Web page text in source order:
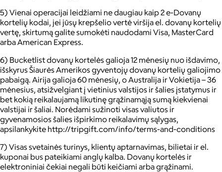
5) Vienai operacijai leidžiami ne daugiau kaip 2 e-Dovanų
kortelių kodai, jei jūsų krepšelio vertė viršija el. dovanų kortelių
vertę, skirtumą galite sumokėti naudodami Visa, MasterCard
arba American Express.
6) Bucketlist dovanų kortelės galioja 12 mėnesių nuo išdavimo,
išskyrus Šiaurės Amerikos gyventojų dovanų kortelių galiojimo
pabaigą. Airija galioja 60 mėnesių, o Australija ir Vokietija – 36
mėnesius, atsižvelgiant į vietinius valstijos ir šalies įstatymus ir
bet kokią reikalaujamą likutinę grąžinamąją sumą kiekvienai
valstijai ir šaliai. Norėdami sužinoti visas valiutos ir
gyvenamosios šalies išpirkimo reikalavimų sąlygas,
apsilankykite http://tripgift.com/info/terms-and-conditions
7) Visas svetainės turinys, klientų aptarnavimas, bilietai ir el.
kuponai bus pateikiami anglų kalba. Dovanų kortelės ir
elektroniniai čekiai negali būti keičiami arba grąžinami.